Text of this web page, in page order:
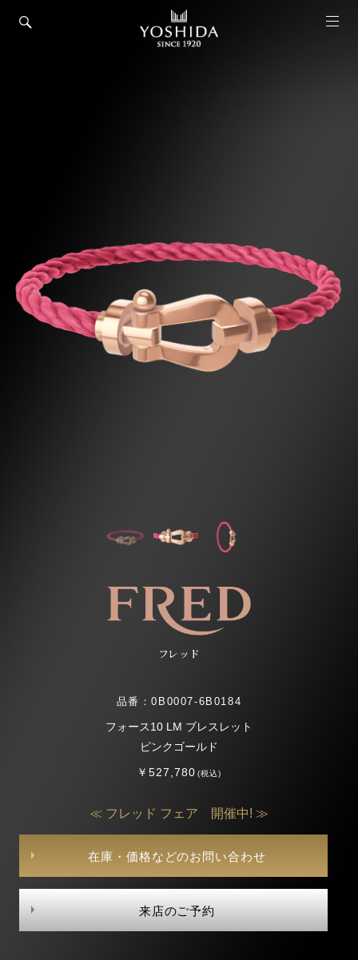
フレッド
品番：0B0007-6B0184
フォース10 LM ブレスレット
ピンクゴールド
￥527,780(税込)
≪ フレッド フェア 開催中! ≫
在庫・価格などのお問い合わせ
来店のご予約